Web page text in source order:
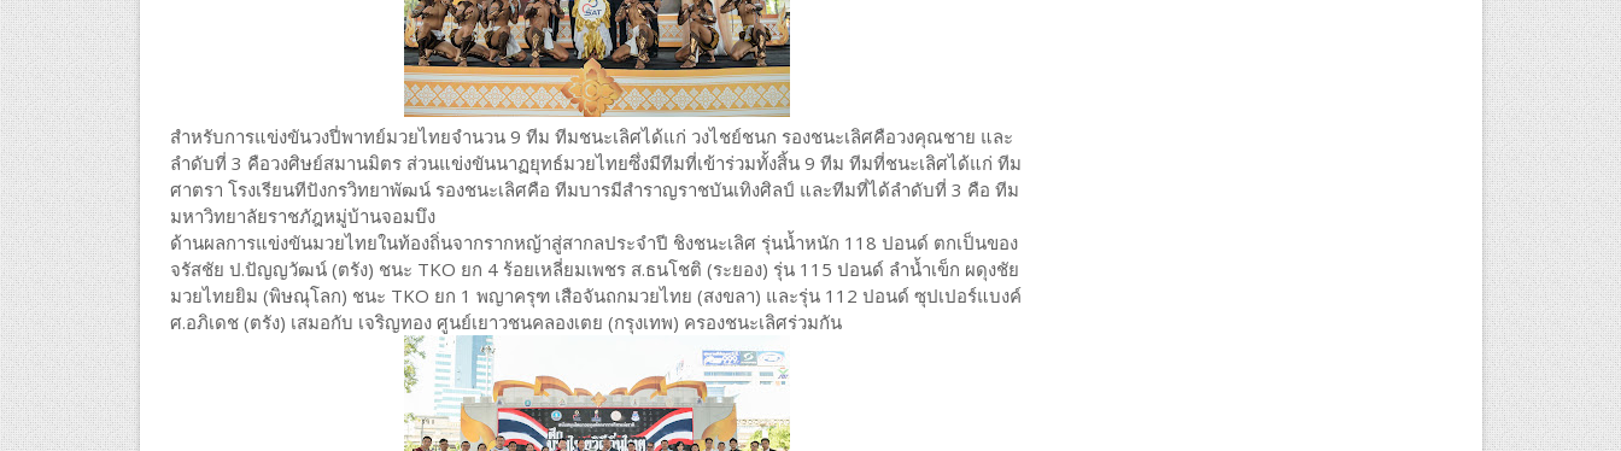
สำหรับการแข่งขันวงปี่พาทย์มวยไทยจำนวน 9 ทีม ทีมชนะเลิศได้แก่ วงไชย์ชนก รองชนะเลิศคือวงคุณชาย และ
ลำดับที่ 3 คือวงศิษย์สมานมิตร ส่วนแข่งขันนาฏยุทธ์มวยไทยซึ่งมีทีมที่เข้าร่วมทั้งสิ้น 9 ทีม ทีมที่ชนะเลิศได้แก่ ทีม
ศาตรา โรงเรียนทีปังกรวิทยาพัฒน์ รองชนะเลิศคือ ทีมบารมีสำราญราชบันเทิงศิลป์ และทีมที่ได้ลำดับที่ 3 คือ ทีม
มหาวิทยาลัยราชภัฎหมู่บ้านจอมบึง
ด้านผลการแข่งขันมวยไทยในท้องถิ่นจากรากหญ้าสู่สากลประจำปี ชิงชนะเลิศ รุ่นน้ำหนัก 118 ปอนด์ ตกเป็นของ
จรัสชัย ป.ปัญญวัฒน์ (ตรัง) ชนะ TKO ยก 4 ร้อยเหลี่ยมเพชร ส.ธนโชติ (ระยอง) รุ่น 115 ปอนด์ ลำน้ำเข็ก ผดุงชัย
มวยไทยยิม (พิษณุโลก) ชนะ TKO ยก 1 พญาครุฑ เสือจันถกมวยไทย (สงขลา) และรุ่น 112 ปอนด์ ซุปเปอร์แบงค์
ศ.อภิเดช (ตรัง) เสมอกับ เจริญทอง ศูนย์เยาวชนคลองเตย (กรุงเทพ) ครองชนะเลิศร่วมกัน